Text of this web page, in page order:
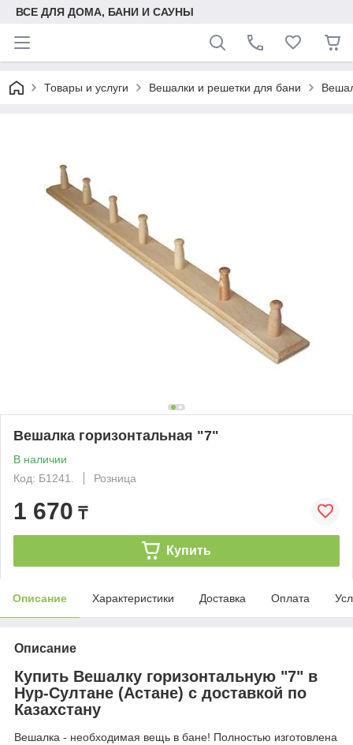
ВСЕ ДЛЯ ДОМА, БАНИ И САУНЫ
Товары и услуги Вешалки и решетки для бани
Вешалка горизонтальная "7"
В наличии
Код: Б1241.
Розница
1 670 ₸
Купить
Описание Характеристики Доставка Оплата
Описание
Купить Вешалку горизонтальную "7" в
Нур-Султане (Астане) с доставкой по
Казахстану
Вешалка - необходимая вещь в бане! Полностью изготовлена